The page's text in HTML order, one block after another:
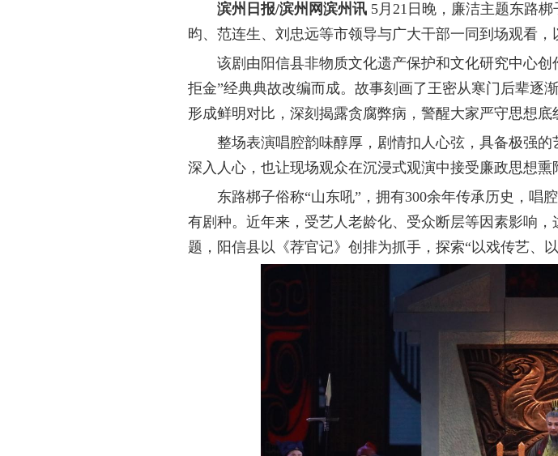
滨州日报/滨州网滨州讯 5月21日晚，廉洁主题东路
昀、范连生、刘忠远等市领导与广大干部一同到场观看，
该剧由阳信县非物质文化遗产保护和文化研究中心
拒金”经典典故改编而成。故事刻画了王密从寒门后辈逐
形成鲜明对比，深刻揭露贪腐弊病，警醒大家严守思想底
整场表演唱腔韵味醇厚，剧情扣人心弦，具备极强
深入人心，也让现场观众在沉浸式观演中接受廉政思想熏
东路梆子俗称“山东吼”，拥有300余年传承历史，唱
有剧种。近年来，受艺人老龄化、受众断层等因素影响
题，阳信县以《荐官记》创排为抓手，探索“以戏传艺、